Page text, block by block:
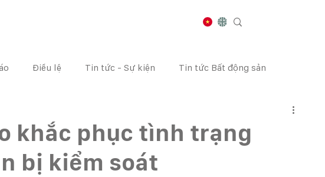
Điều lệ Tin tức - Sự kiện Tin tức Bất động sản
khắc phục tình trạng
bị kiểm soát